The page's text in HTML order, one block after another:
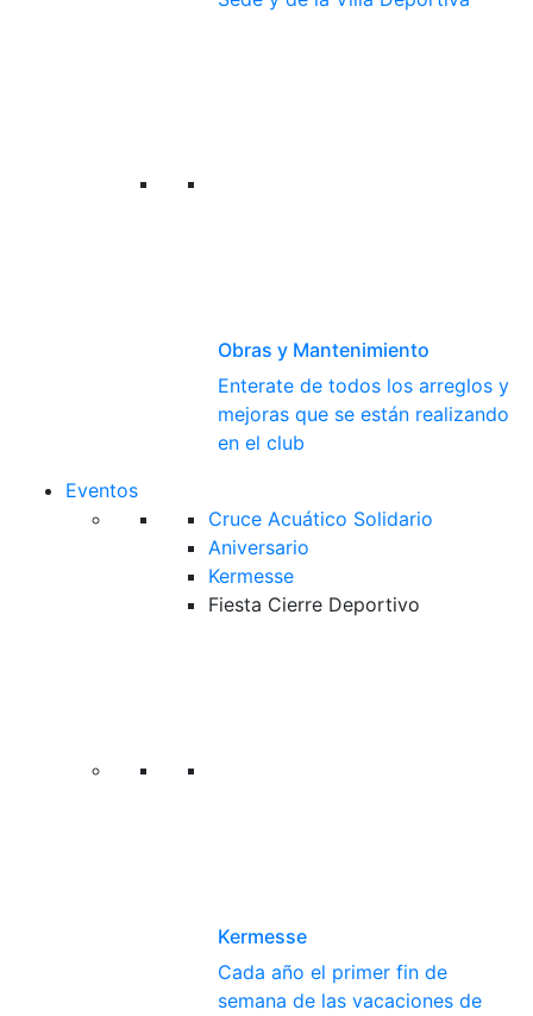
Obras y Mantenimiento
Enterate de todos los arreglos y
mejoras que se están realizando
en el club
Eventos
Cruce Acuático Solidario
Aniversario
Kermesse
Fiesta Cierre Deportivo
Kermesse
Cada año el primer fin de
semana de las vacaciones de